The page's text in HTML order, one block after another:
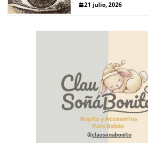
21 julio, 2026